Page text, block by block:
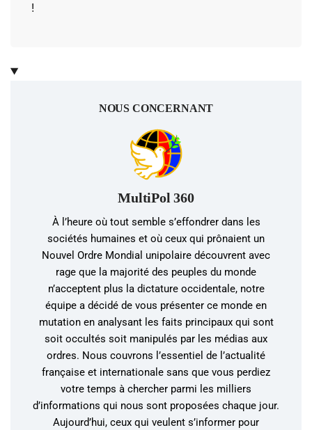
!
NOUS CONCERNANT
MultiPol 360
À l’heure où tout semble s’effondrer dans les
sociétés humaines et où ceux qui prônaient un
Nouvel Ordre Mondial unipolaire découvrent avec
rage que la majorité des peuples du monde
n’acceptent plus la dictature occidentale, notre
équipe a décidé de vous présenter ce monde en
mutation en analysant les faits principaux qui sont
soit occultés soit manipulés par les médias aux
ordres. Nous couvrons l’essentiel de l’actualité
française et internationale sans que vous perdiez
votre temps à chercher parmi les milliers
d’informations qui nous sont proposées chaque jour.
Aujourd’hui, ceux qui veulent s’informer pour